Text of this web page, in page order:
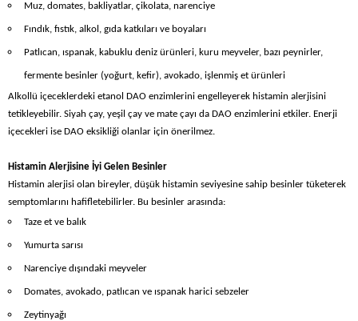
Muz, domates, bakliyatlar, çikolata, narenciye
Fındık, fıstık, alkol, gıda katkıları ve boyaları
Patlıcan, ıspanak, kabuklu deniz ürünleri, kuru meyveler, bazı peynirler,
fermente besinler (yoğurt, kefir), avokado, işlenmiş et ürünleri
Alkollü içeceklerdeki etanol DAO enzimlerini engelleyerek histamin alerjisini
tetikleyebilir. Siyah çay, yeşil çay ve mate çayı da DAO enzimlerini etkiler. Enerji
içecekleri ise DAO eksikliği olanlar için önerilmez.
Histamin Alerjisine İyi Gelen Besinler
Histamin alerjisi olan bireyler, düşük histamin seviyesine sahip besinler tüketerek
semptomlarını hafifletebilirler. Bu besinler arasında:
Taze et ve balık
Yumurta sarısı
Narenciye dışındaki meyveler
Domates, avokado, patlıcan ve ıspanak harici sebzeler
Zeytinyağı